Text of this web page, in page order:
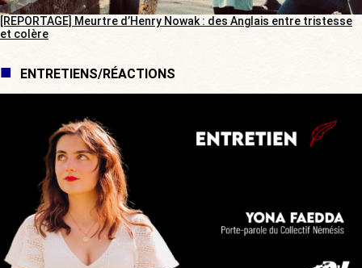
[REPORTAGE] Meurtre d’Henry Nowak : des Anglais entre tristesse
et colère
ENTRETIENS/RÉACTIONS